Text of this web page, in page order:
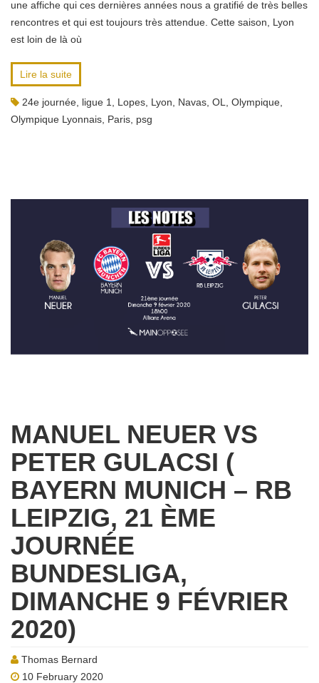
une affiche qui ces dernières années nous a gratifié de très belles
rencontres et qui est toujours très attendue. Cette saison, Lyon
est loin de là où
Lire la suite
24e journée ligue 1 Lopes Lyon Navas OL Olympique
Olympique Lyonnais Paris psg
MANUEL NEUER VS
PETER GULACSI (
BAYERN MUNICH – RB
LEIPZIG, 21 ÈME
JOURNÉE
BUNDESLIGA,
DIMANCHE 9 FÉVRIER
2020)
Thomas Bernard
10 February 2020